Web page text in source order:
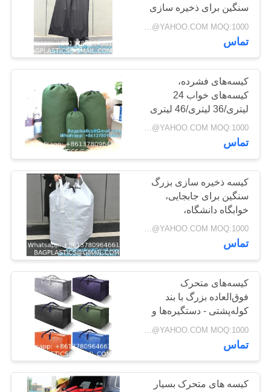
PRIVACY
POLICYمحصولات ساحل
عرضه BAGEASE
تولید
88
محصولات هدیه
تبلیغاتی عرضه
BAGEASE تولید
95
محصولات سگ و گربه
تامین BAGEASE
MANUFACTURE
55
سنگین برای ذخیره سازی
با پنجره قابل مشاهده،
بسته شدن در اطراف
دستگیره ها، کیسه ذخیره
Negotiable BAGPLASTICS@YAHOO.COM MOQ:1000 قطعه اسکایپ: mydearneil
تماس
کیسه‌های فشرده،
کیسه‌های خواب 24
لیتری/36 لیتری/46 لیتری
کیسه‌های ذخیره‌سازی
وسایل سازمان‌دهنده کیسه
کوله‌پشتی کمپینگ پیاده
Negotiable BAGPLASTICS@YAHOO.COM MOQ:1000 قطعه اسکایپ: mydearneil
تماس
کیسه ذخیره سازی بزرگ
سنگین برای جابجایی،
خوابگاه دانشگاه،
مسافرت، کمپینگ، تزئینات
کریسمس، لوازم بسته
Negotiable BAGPLASTICS@YAHOO.COM MOQ:1000 قطعه اسکایپ: mydearneil
تماس
کیسه‌های متحرک
فوق‌العاده بزرگ با بند
کوله‌پشتی - دستگیره‌ها و
زیپ‌های قوی، وسایل
ذخیره‌سازی برای
صرفه‌جویی در فضا
تماس
کیسه های متحرک بسیار